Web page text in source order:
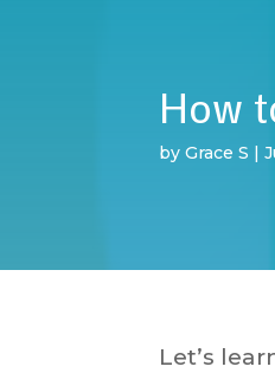
How
byGrace S |
Let’s